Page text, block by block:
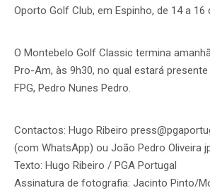
Oporto Golf Club, em Espinho, de 14 a 16
O Montebelo Golf Classic termina
Pro-Am, às 9h30, no qual estará
FPG, Pedro Nunes Pedro.
Contactos: Hugo Ribeiro
(com WhatsApp) ou João Pedro Oliveira
Texto: Hugo Ribeiro / PGA Portugal
Assinatura de fotografia: Jacinto Pinto/